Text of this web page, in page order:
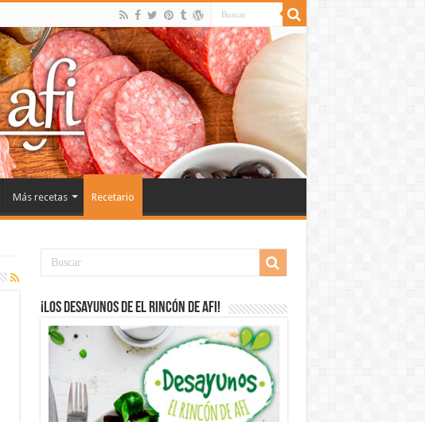
Más recetas Recetario
¡Los desayunos de El Rincón de Afi!